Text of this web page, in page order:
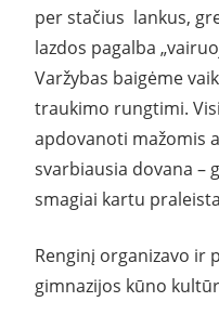
per stačius lankus,
lazdos pagalba
Varžybas baigėme
traukimo rungtimi.
apdovanoti mažomis
svarbiausia dovana –
smagiai kartu
Renginį organizavo ir
gimnazijos kūno